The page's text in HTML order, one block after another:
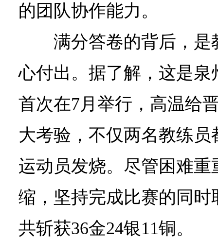
的团队协作能力。
满分答卷的背后，
心付出。据了解，这是
首次在7月举行，高温给
大考验，不仅两名教练
运动员发烧。尽管困难
缩，坚持完成比赛的同
共斩获36金24银11铜。